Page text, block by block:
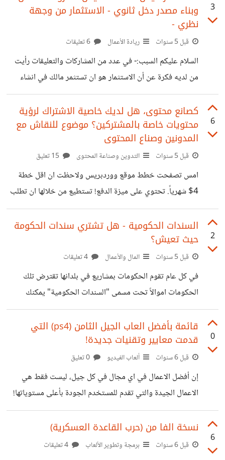
كتاب الاب الغني والاب الفقير. بعد قرائتي لمجموعة من الكُتُب
التي تتحدث عن الثراء والحرية المالية، مثل كِتاب الأب الغني
والأب الفقير، أغنى رجل في بابل، مليون دولار في دقيقة، أسرار
عقلية المليونير، وغيرهم. لاحظت أنهم لايختلفون كثيراً عن كُتُب
3 وبناء مصدر دخل ثانوي - الاستثمار من وجهة
نظري -
قبل 5 سنوات ريادة الأعمال
السلام عليكم السبب:- في عدد من المشاركات والتعليقات رأيت
من لديه فكرة عن أن الاستثمار هو ان تستثمر مالك في انشاء
مشروع خاص بك ليكون مصدر دخل خاص بك ان هذه الفكرة
حول الاستثمار برأيي فكرة خاطئة، وبالتبعية تولد نتائج خاطئة
أيضاً ------------------------------------ النتائج الخاطئة: كرهنا
عن كيف نصل للحرية المالية اعتقادنا بان العمل الحر افضل من
العمل تحت مضلة شركة واعتبار ان العمل الحر خارج الامان
الوظيفي بينما العمل
6
كصانع محتوى، هل لديك خاصية الاشتراك لرؤية
محتويات خاصة بالمشتركين؟ موضوع للنقاش مع
المدونين وصناع المحتوى
قبل 5 سنوات التدوين وصناعة المحتوى
امس تصفحت خطط موقع ووردبريس ولاحظت ان اقل خطة
4$ شهرياً. تحتوي على ميزة الدفع! تستطيع من خلالها ان تطلب
من قراء مدونتك ان يدفعوا اشتراك او مرة واحدة لرؤية محتوى
خاص في مدونتك بالطبع الخطط الاعلى تحتوي ميزات افضل
بكثير، لكن هذه الميزة موجودة ضمن ادنى خطة متاحة!! برغم
من ان بعضكم يكتب المحتوى كخدمة لاصحاب مواقع بالتالي
يتقاضى اجراً على خدمته بشكل مباشر ولايهمه الاعلانات او
الاشتراكات! لكن هل فكرت بامتلاك مدونة ونشر محتواك (انت او
2
السندات الحكومية - هل تشتري سندات الحكومة
حيث تعيش؟
قبل 5 سنوات المال والأعمال
في كل عام تقوم الحكومات بمشاريع في بلدانها تقترض تلك
الحكومات اموالاً تحت مسمى "السندات الحكومية" يمكنك
شرائها من وسطاء الاسهم في بلدك والمرخصين لذلك هذا السند
له فترة سداد، اي بعد عدة سنوات ستقوم الحكومة بسداد مبلغ
السندات لكل من يملك سند في نفس الوقت يستطيع مالك السند
ان يتداول سنداته في البورصة - من خلال الوسيط طبعاً - خلال
تلك الفترة الزمنية (ربما 5 سنوات اكثر او اقل) قد ترتفع او
تنخفض قيمة السند قد تصل قيمة السند
0
قائمة بأفضل العاب الجيل الثامن (ps4) التي
قدمت معايير وتقنيات جديدة!
قبل 6 سنوات ألعاب الفيديو
إن أفضل الاعمال في اي مجال في كل جيل، ليست فقط هي
الاعمال الجيدة والتي تقدم للمستخدم الجودة بأعلى مستوياتها!
*بل بما تقدمه ايضا من تطور في الصناعة بمجالها* وفي عالم
شركة نينتندو اليابانية، وبعام 2013 بجهازي ps4 من سوني
6
نسخة الفا من (حرب القاعدة العسكرية)
قبل 6 سنوات برمجة وتطوير الألعاب